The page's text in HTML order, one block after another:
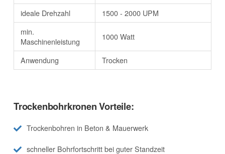
ideale Drehzahl
1500 - 2000 UPM
min.
Maschinenleistung
1000 Watt
Anwendung Trocken
Trockenbohrkronen Vorteile:
Trockenbohren in Beton & Mauerwerk
schneller Bohrfortschritt bei guter Standzeit